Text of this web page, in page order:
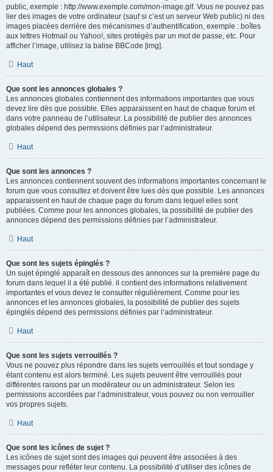
public, exemple : http://www.exemple.com/mon-image.gif. Vous ne pouvez pas
lier des images de votre ordinateur (sauf si c’est un serveur Web public) ni des
images placées derrière des mécanismes d’authentification, exemple : boîtes
aux lettres Hotmail ou Yahoo!, sites protégés par un mot de passe, etc. Pour
afficher l’image, utilisez la balise BBCode [img].
Haut
Que sont les annonces globales ?
Les annonces globales contiennent des informations importantes que vous
devez lire dès que possible. Elles apparaissent en haut de chaque forum et
dans votre panneau de l’utilisateur. La possibilité de publier des annonces
globales dépend des permissions définies par l’administrateur.
Haut
Que sont les annonces ?
Les annonces contiennent souvent des informations importantes concernant le
forum que vous consultez et doivent être lues dès que possible. Les annonces
apparaissent en haut de chaque page du forum dans lequel elles sont
publiées. Comme pour les annonces globales, la possibilité de publier des
annonces dépend des permissions définies par l’administrateur.
Haut
Que sont les sujets épinglés ?
Un sujet épinglé apparaît en dessous des annonces sur la première page du
forum dans lequel il a été publié. il contient des informations relativement
importantes et vous devez le consulter régulièrement. Comme pour les
annonces et les annonces globales, la possibilité de publier des sujets
épinglés dépend des permissions définies par l’administrateur.
Haut
Que sont les sujets verrouillés ?
Vous ne pouvez plus répondre dans les sujets verrouillés et tout sondage y
étant contenu est alors terminé. Les sujets peuvent être verrouillés pour
différentes raisons par un modérateur ou un administrateur. Selon les
permissions accordées par l’administrateur, vous pouvez ou non verrouiller
vos propres sujets.
Haut
Que sont les icônes de sujet ?
Les icônes de sujet sont des images qui peuvent être associées à des
messages pour refléter leur contenu. La possibilité d’utiliser des icônes de